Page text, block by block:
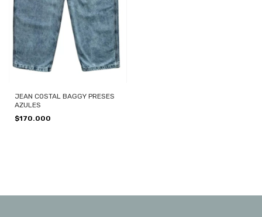
JEAN COSTAL BAGGY PRESES
AZULES
$170.000